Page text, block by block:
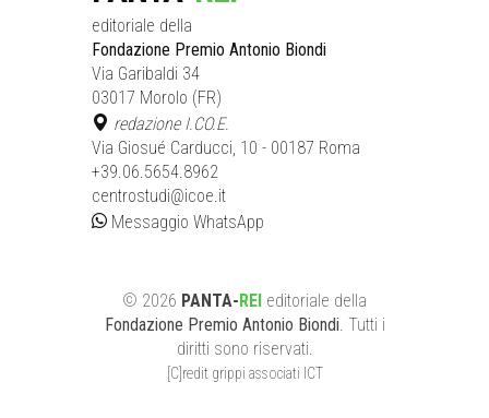
editoriale della
Fondazione Premio Antonio Biondi
Via Garibaldi 34
03017 Morolo (FR)
redazione I.CO.E.
Via Giosué Carducci, 10 - 00187 Roma
+39.06.5654.8962
centrostudi@icoe.it
Messaggio WhatsApp
© 2026 PANTA-REI editoriale della
Fondazione Premio Antonio Biondi . Tutti i
diritti sono riservati.
[C]redit grippi associati ICT